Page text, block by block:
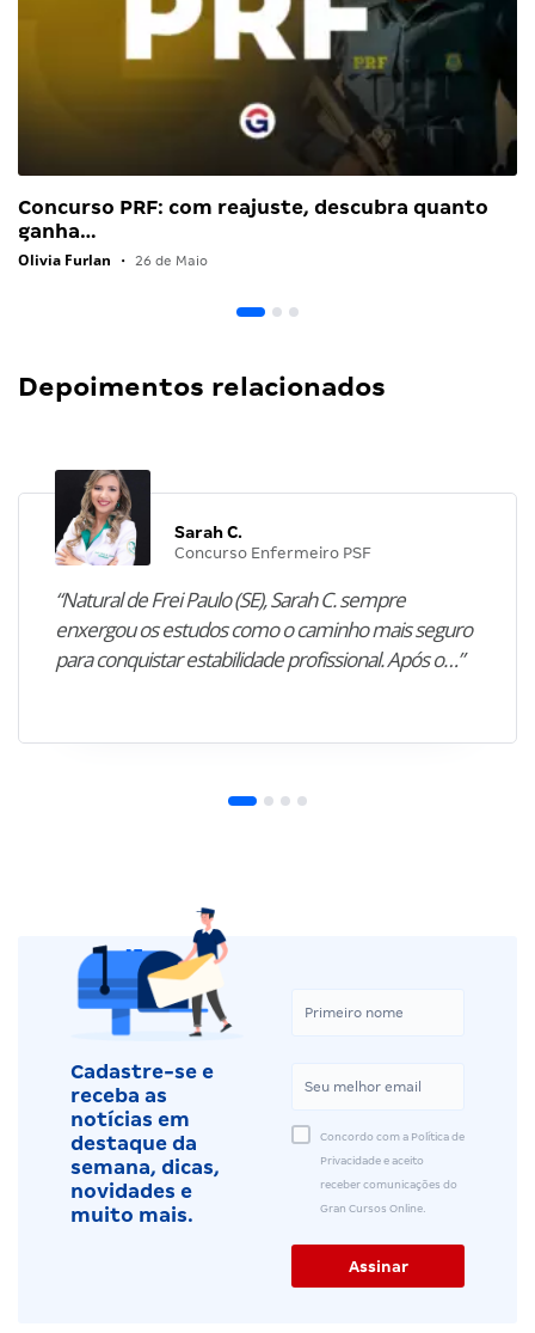
Concurso PRF: com reajuste, descubra quanto
ganha…
Olivia Furlan • 26 de Maio
Depoimentos relacionados
Sarah C.
Concurso Enfermeiro PSF
“Natural de Frei Paulo (SE), Sarah C. sempre
enxergou os estudos como o caminho mais seguro
para conquistar estabilidade profissional. Após o…”
Cadastre-se e
receba as
notícias em
destaque da
semana, dicas,
novidades e
muito mais.
Concordo com a Política de
Privacidade e aceito
receber comunicações do
Gran Cursos Online.